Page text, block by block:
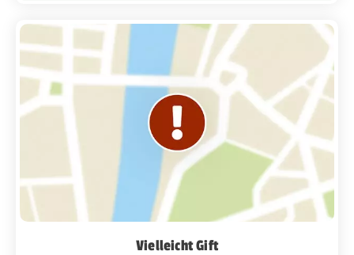
Vielleicht Gift